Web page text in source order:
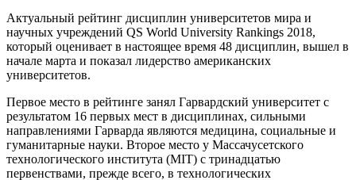
Актуальный рейтинг дисциплин университетов мира и
научных учреждений QS World University Rankings 2018,
который оценивает в настоящее время 48 дисциплин, вышел в
начале марта и показал лидерство американских
университетов.
Первое место в рейтинге занял Гарвардский университет с
результатом 16 первых мест в дисциплинах, сильными
направлениями Гарварда являются медицина, социальные и
гуманитарные науки. Второе место у Массачусетского
технологического института (MIT) с тринадцатью
первенствами, прежде всего, в технологических